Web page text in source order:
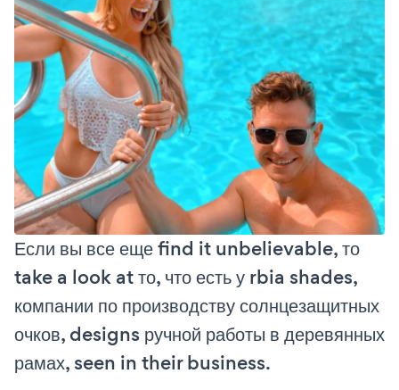
Если вы все еще find it unbelievable, то
take a look at то, что есть у rbia shades,
компании по производству солнцезащитных
очков, designs ручной работы в деревянных
рамах, seen in their business.